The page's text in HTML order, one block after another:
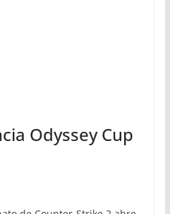
Odyssey Cup